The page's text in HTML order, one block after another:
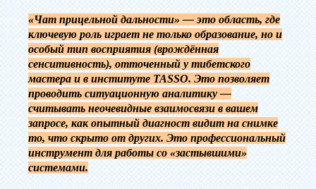
«Чат прицельной дальности» — это область, где
ключевую роль играет не только образование, но и
особый тип восприятия (врождённая
сенситивность), отточенный у тибетского
мастера и в институте TASSO. Это позволяет
проводить ситуационную аналитику —
считывать неочевидные взаимосвязи в вашем
запросе, как опытный диагност видит на снимке
то, что скрыто от других. Это профессиональный
инструмент для работы со «застывшими»
системами.